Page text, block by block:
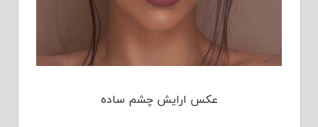
عکس ارایش چشم ساده